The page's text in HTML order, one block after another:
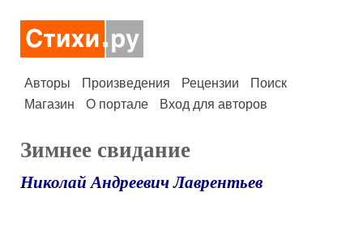
Авторы Произведения Рецензии
Поиск
Магазин
О портале Вход для авторов
Зимнее свидание
Николай Андреевич Лаврентьев